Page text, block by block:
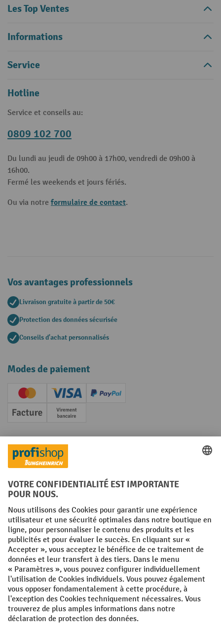
Les Top Ventes
Informations
Service
Hotline
Service et conseils au:
0809 102 700
Du lundi au jeudi de 09h00 à 17h00, vendredi de 09h00 à
16h00.
Fermé les weekends et jours fériés.
Ou via notre formulaire de contact.
Vos avantages professionnels
Livraison gratuite à partir de 50€
Protection des données sécurisée
Conseils d'achat personnalisés
Modes de paiement
Creditcard (Master)Creditcard (Visa)
PayPal
Facture Paiement anticipé
Réseaux sociaux
Facebook
YouTube
LinkedInInstagram
Conditions générales Mentions légales
Protection des Données Politique de cookies
All prices excl. VAT plusshipping costsand possible delivery charges,
if not stated otherwise.
¹ La remise est valable jusqu'à épuisement des stocks. La remise ne
s'applique pas aux prix spéciaux. Il n'est pas possible de le combiner
avec d'autres réductions en pourcentage ou bons de réduction. | ² Une
réduction unique est offerte lors de la première inscription à la